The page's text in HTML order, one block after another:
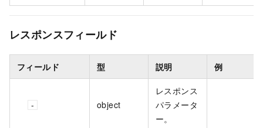
レスポンスフィールド
フィールド 型 説明 例
object
レスポンス
パラメータ
ー。